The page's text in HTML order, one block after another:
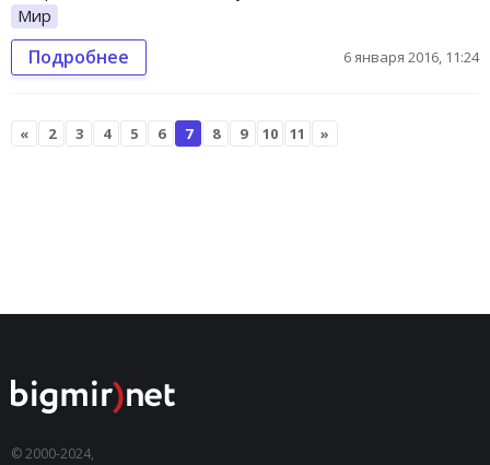
Мир
Подробнее 6 января 2016, 11:24
« 2 3 4 5 6 7 8 9 10 11 »
© 2000-2024,